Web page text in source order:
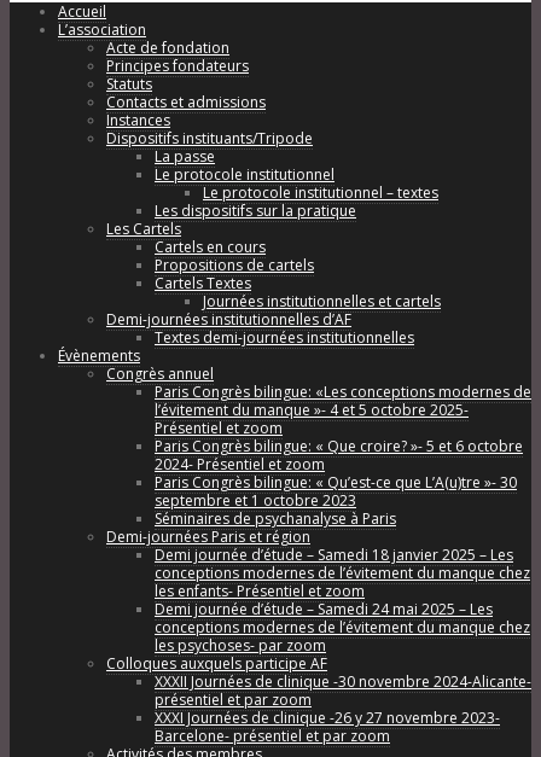
Accueil
L’association
Acte de fondation
Principes fondateurs
Statuts
Contacts et admissions
Instances
Dispositifs instituants/Tripode
La passe
Le protocole institutionnel
Le protocole institutionnel – textes
Les dispositifs sur la pratique
Les Cartels
Cartels en cours
Propositions de cartels
Cartels Textes
Journées institutionnelles et cartels
Demi-journées institutionnelles d’AF
Textes demi-journées institutionnelles
Évènements
Congrès annuel
Paris Congrès bilingue: «Les conceptions modernes de
l’évitement du manque »- 4 et 5 octobre 2025-
Présentiel et zoom
Paris Congrès bilingue: « Que croire? »- 5 et 6 octobre
2024- Présentiel et zoom
Paris Congrès bilingue: « Qu’est-ce que L’A(u)tre »- 30
septembre et 1 octobre 2023
Séminaires de psychanalyse à Paris
Demi-journées Paris et région
Demi journée d’étude – Samedi 18 janvier 2025 – Les
conceptions modernes de l’évitement du manque chez
les enfants- Présentiel et zoom
Demi journée d’étude – Samedi 24 mai 2025 – Les
conceptions modernes de l’évitement du manque chez
les psychoses- par zoom
Colloques auxquels participe AF
XXXII Journées de clinique -30 novembre 2024-Alicante-
présentiel et par zoom
XXXI Journées de clinique -26 y 27 novembre 2023-
Barcelone- présentiel et par zoom